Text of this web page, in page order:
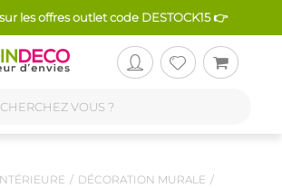
les offres outlet code DESTOCK15 👉
DÉCORATION MURALE